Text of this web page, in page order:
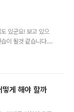
있군요! 보고 있으
이 될것 같습니다.
게 해야 할까